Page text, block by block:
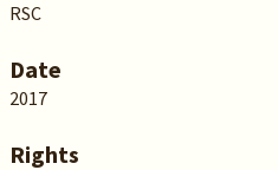
RSC
Date
2017
Rights